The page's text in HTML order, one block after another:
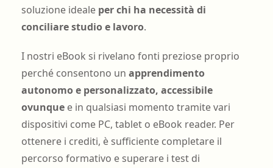
soluzione ideale per chi ha necessità di
conciliare studio e lavoro.
I nostri eBook si rivelano fonti preziose proprio
perché consentono un apprendimento
autonomo e personalizzato, accessibile
ovunquee in qualsiasi momento tramite vari
dispositivi come PC, tablet o eBook reader. Per
ottenere i crediti, è sufficiente completare il
percorso formativo e superare i test di